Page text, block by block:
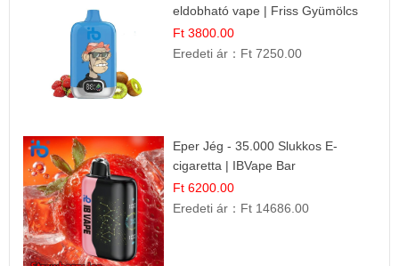
eldobható vape | Friss Gyümölcs
Kombináció
Ft 3800.00
Eredeti ár： Ft 7250.00
Eper Jég - 35.000 Slukkos E-
cigaretta | IBVape Bar
Ft 6200.00
Eredeti ár： Ft 14686.00